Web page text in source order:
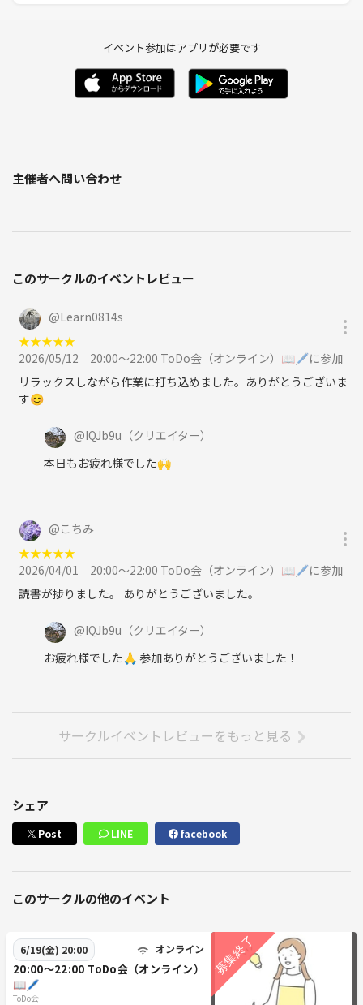
イベント参加はアプリが必要です
主催者へ問い合わせ
このサークルのイベントレビュー
@Learn0814s
★★★★★
2026/05/12
20:00〜22:00 ToDo会（オンライン）📖🖊に参加
リラックスしながら作業に打ち込めました。ありがとうございま
す😊
@IQJb9u （クリエイター）
本日もお疲れ様でした🙌
@こちみ
★★★★★
2026/04/01
20:00〜22:00 ToDo会（オンライン）📖🖊に参加
読書が捗りました。 ありがとうございました。
@IQJb9u （クリエイター）
お疲れ様でした🙏 参加ありがとうございました！
サークルイベントレビューをもっと見る
シェア
Post LINE facebook
このサークルの他のイベント
6/19(金) 20:00 オンライン
20:00〜22:00 ToDo会（オンライン）
📖🖊
ToDo会